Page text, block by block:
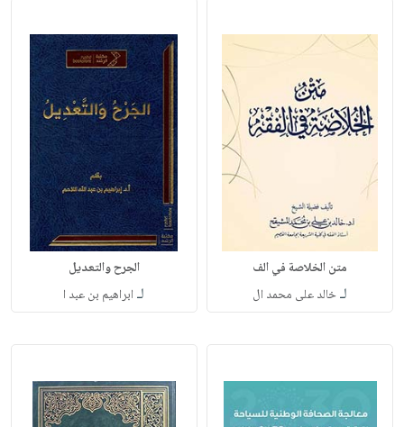
متن الخلاصة في الف
لـخالد على محمد ال
الجرح والتعديل
لـ ابراهيم بن عبد ا